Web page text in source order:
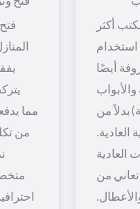
مما
من
أكثر
استخدام
أيضًا
بدلاً من
العادية.
العادية
تعاني من